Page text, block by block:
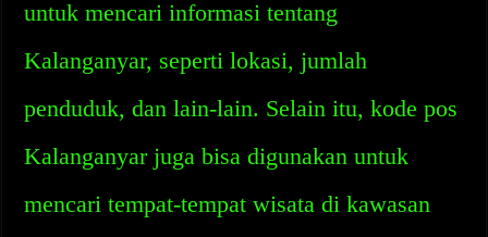
untuk mencari informasi tentang
Kalanganyar, seperti lokasi, jumlah
penduduk, dan lain-lain. Selain itu, kode pos
Kalanganyar juga bisa digunakan untuk
mencari tempat-tempat wisata di kawasan